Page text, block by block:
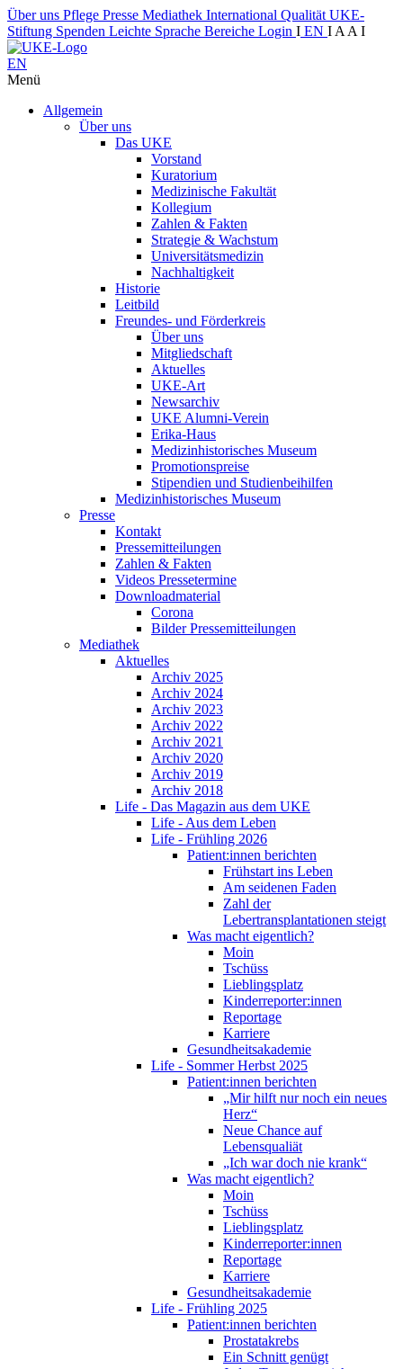
Über uns Pflege Presse Mediathek International Qualität UKE-
Stiftung Spenden Leichte Sprache Bereiche Login I EN I A A I
EN
Menü
Allgemein
Über uns
Das UKE
Vorstand
Kuratorium
Medizinische Fakultät
Kollegium
Zahlen & Fakten
Strategie & Wachstum
Universitätsmedizin
Nachhaltigkeit
Historie
Leitbild
Freundes- und Förderkreis
Über uns
Mitgliedschaft
Aktuelles
UKE-Art
Newsarchiv
UKE Alumni-Verein
Erika-Haus
Medizinhistorisches Museum
Promotionspreise
Stipendien und Studienbeihilfen
Medizinhistorisches Museum
Presse
Kontakt
Pressemitteilungen
Zahlen & Fakten
Videos Pressetermine
Downloadmaterial
Corona
Bilder Pressemitteilungen
Mediathek
Aktuelles
Archiv 2025
Archiv 2024
Archiv 2023
Archiv 2022
Archiv 2021
Archiv 2020
Archiv 2019
Archiv 2018
Life - Das Magazin aus dem UKE
Life - Aus dem Leben
Life - Frühling 2026
Patient:innen berichten
Frühstart ins Leben
Am seidenen Faden
Zahl der
Lebertransplantationen steigt
Was macht eigentlich?
Moin
Tschüss
Lieblingsplatz
Kinderreporter:innen
Reportage
Karriere
Gesundheitsakademie
Life - Sommer Herbst 2025
Patient:innen berichten
„Mir hilft nur noch ein neues
Herz“
Neue Chance auf
Lebensqualiät
„Ich war doch nie krank“
Was macht eigentlich?
Moin
Tschüss
Lieblingsplatz
Kinderreporter:innen
Reportage
Karriere
Gesundheitsakademie
Life - Frühling 2025
Patient:innen berichten
Prostatakrebs
Ein Schnitt genügt